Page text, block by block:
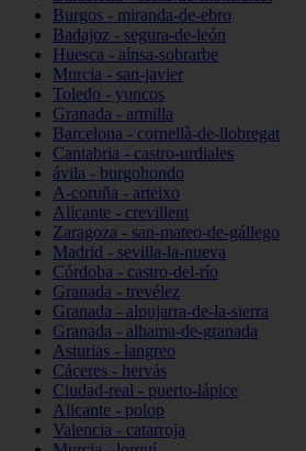
Burgos - miranda-de-ebro
Badajoz - segura-de-león
Huesca - aínsa-sobrarbe
Murcia - san-javier
Toledo - yuncos
Granada - armilla
Barcelona - cornellà-de-llobregat
Cantabria - castro-urdiales
ávila - burgohondo
A-coruña - arteixo
Alicante - crevillent
Zaragoza - san-mateo-de-gállego
Madrid - sevilla-la-nueva
Córdoba - castro-del-río
Granada - trevélez
Granada - alpujarra-de-la-sierra
Granada - alhama-de-granada
Asturias - langreo
Cáceres - hervás
Ciudad-real - puerto-lápice
Alicante - polop
Valencia - catarroja